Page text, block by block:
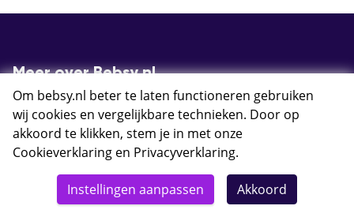
Meer over Bebsy.nl
Veelgestelde vragen
Ervaringen
Om bebsy.nl beter te laten functioneren gebruiken
wij cookies en vergelijkbare technieken. Door op
akkoord te klikken, stem je in met onze
Cookieverklaring en Privacyverklaring.
Instellingen aanpassen Akkoord